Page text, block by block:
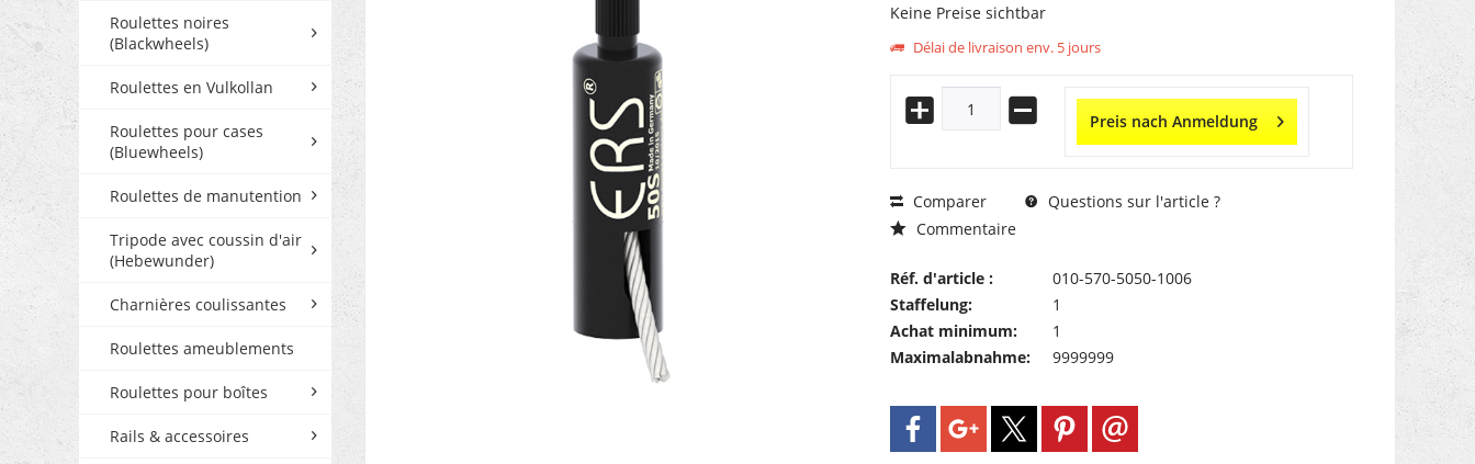
Roulettes noires
(Blackwheels)
Roulettes en Vulkollan
Roulettes pour cases
(Bluewheels)
Roulettes de manutention
Tripode avec coussin d'air
(Hebewunder)
Charnières coulissantes
Roulettes ameublements
Roulettes pour boîtes
Rails & accessoires
Keine Preise sichtbar
Délai de livraison env. 5 jours
Preis nach Anmeldung
Comparer
Questions sur l'article ?
Commentaire
Réf. d'article :
010-570-5050-1006
Staffelung:
1
Achat minimum:
1
Maximalabnahme:
9999999